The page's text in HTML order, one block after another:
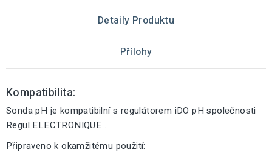
Detaily Produktu
Přílohy
Kompatibilita:
Sonda pH je kompatibilní s regulátorem iDO pH společnosti
Regul ELECTRONIQUE .
Připraveno k okamžitému použití: